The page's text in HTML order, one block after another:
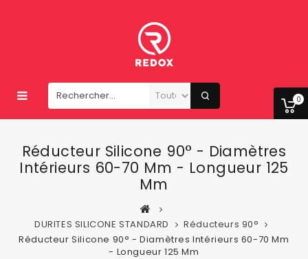
0
Réducteur Silicone 90° - Diamètres
Intérieurs 60-70 Mm - Longueur 125
Mm
DURITES SILICONE STANDARD
Réducteurs 90°
Réducteur Silicone 90° - Diamètres Intérieurs 60-70 Mm
- Longueur 125 Mm